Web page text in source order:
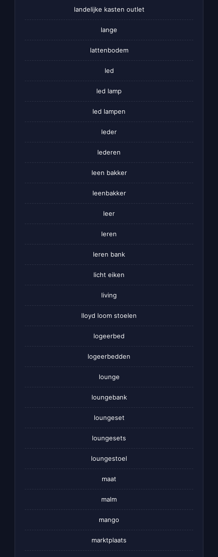
landelijke kasten outlet
lange
lattenbodem
led
led lamp
led lampen
leder
lederen
leen bakker
leenbakker
leer
leren
leren bank
licht eiken
living
lloyd loom stoelen
logeerbed
logeerbedden
lounge
loungebank
loungeset
loungesets
loungestoel
maat
malm
mango
marktplaats